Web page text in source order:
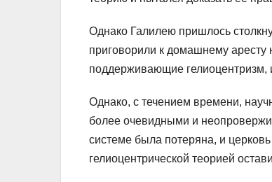
Однако Галилею пришлось
приговорили к домашнему аресту
поддерживающие гелиоцентризм,
Однако, с течением времени,
более очевидными и
системе была потеряна, и
гелиоцентрической теорией